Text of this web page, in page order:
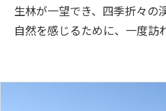
生林が一望でき、四季折々の
自然を感じるために、一度訪